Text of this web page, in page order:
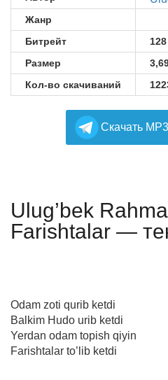
Жанр
Битрейт
Размер
Кол-во скачиваний
Cкачать
Ulug’bek
Farishtalar —
Odam zoti qurib ketdi
Balkim Hudo urib ketdi
Yerdan odam topish qiyin
Farishtalar to’lib ketdi